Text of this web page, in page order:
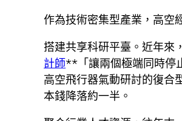
作為技術密集型產業，高空
搭建共享科研平臺。近年來
計師**「讓兩個極端同時停
高空飛行器氣動研討的復合
本錢降落約一半。